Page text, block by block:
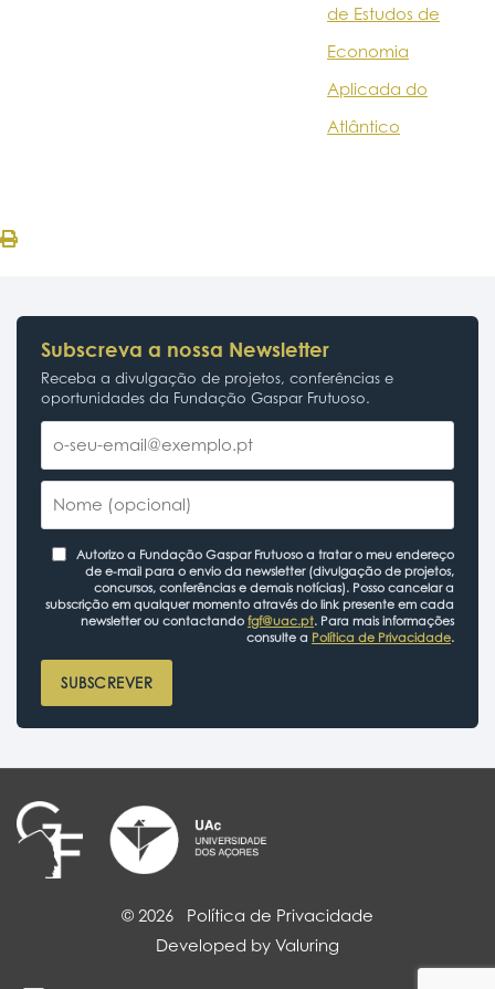
de Estudos de
Economia
Aplicada do
Atlântico
Subscreva a nossa Newsletter
Receba a divulgação de projetos, conferências e
oportunidades da Fundação Gaspar Frutuoso.
Autorizo a Fundação Gaspar Frutuoso a tratar o meu endereço
de e-mail para o envio da newsletter (divulgação de projetos,
concursos, conferências e demais notícias). Posso cancelar a
subscrição em qualquer momento através do link presente em cada
newsletter ou contactando fgf@uac.pt. Para mais informações
consulte a Política de Privacidade.
SUBSCREVER
© 2026 Política de Privacidade
Developed by Valuring